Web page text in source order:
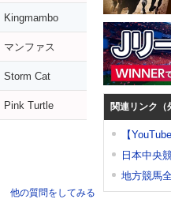
Kingmambo
マンファス
Storm Cat
Pink Turtle
他の質問をしてみる
関連リンク（
【
日本中央
地方競馬